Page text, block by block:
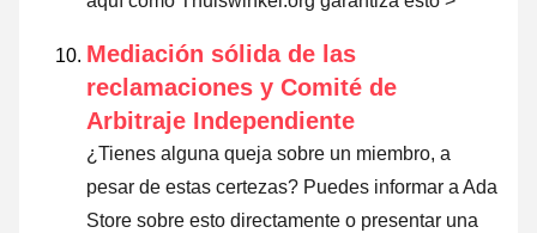
Mediación sólida de las
reclamaciones y Comité de
Arbitraje Independiente
¿Tienes alguna queja sobre un miembro, a
pesar de estas certezas? Puedes informar a Ada
Store sobre esto directamente o presentar una